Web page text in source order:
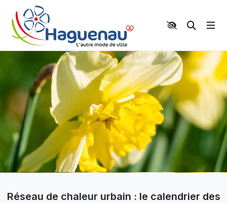
Panneau de gestion des cookies
Aller au contenu principal
Aller au menu
Aller au moteur de recherche
Moteur
Réseau de chaleur urbain : le calendrier des